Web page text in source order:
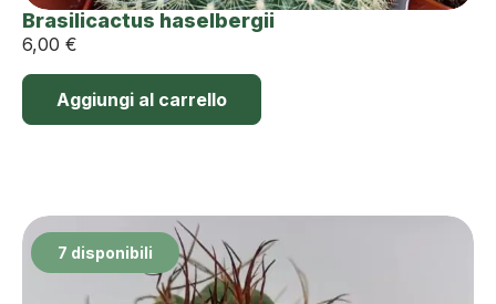
Brasilicactus haselbergii
6,00 €
Aggiungi al carrello
7 disponibili